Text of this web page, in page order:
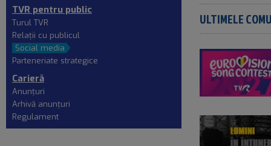
TVR pentru public
Turul TVR
Relaţii cu publicul
Social media
Parteneriate strategice
Carieră
Anunţuri
Arhivă anunțuri
Regulament
ULTIMELE